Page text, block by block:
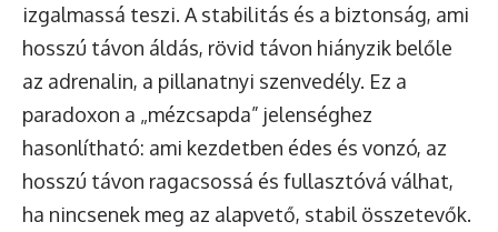
izgalmassá teszi. A stabilitás és a biztonság, ami
hosszú távon áldás, rövid távon hiányzik belőle
az adrenalin, a pillanatnyi szenvedély. Ez a
paradoxon a „mézcsapda” jelenséghez
hasonlítható: ami kezdetben édes és vonzó, az
hosszú távon ragacsossá és fullasztóvá válhat,
ha nincsenek meg az alapvető, stabil összetevők.